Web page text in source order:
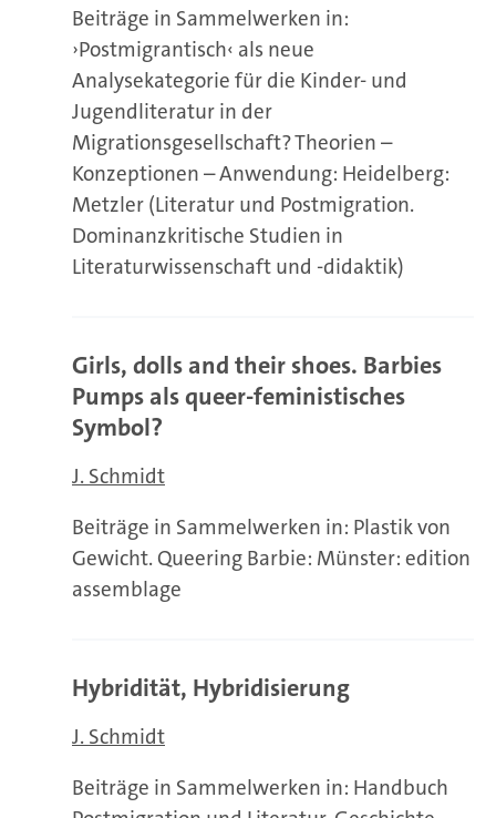
Beiträge in Sammelwerken in:
›Postmigrantisch‹ als neue
Analysekategorie für die Kinder- und
Jugendliteratur in der
Migrationsgesellschaft? Theorien –
Konzeptionen – Anwendung: Heidelberg:
Metzler (Literatur und Postmigration.
Dominanzkritische Studien in
Literaturwissenschaft und -didaktik)
Girls, dolls and their shoes. Barbies
Pumps als queer-feministisches
Symbol?
J. Schmidt
Beiträge in Sammelwerken in: Plastik von
Gewicht. Queering Barbie: Münster: edition
assemblage
Hybridität, Hybridisierung
J. Schmidt
Beiträge in Sammelwerken in: Handbuch